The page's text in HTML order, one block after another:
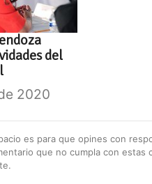
del
2020
es para que opines con
que no cumpla con estas